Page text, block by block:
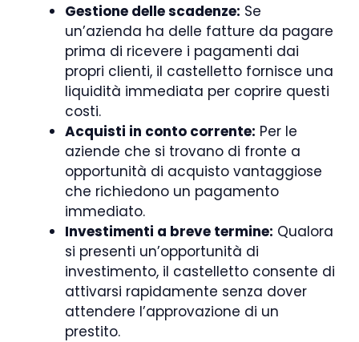
Gestione delle scadenze: Se
un’azienda ha delle fatture da pagare
prima di ricevere i pagamenti dai
propri clienti, il castelletto fornisce una
liquidità immediata per coprire questi
costi.
Acquisti in conto corrente: Per le
aziende che si trovano di fronte a
opportunità di acquisto vantaggiose
che richiedono un pagamento
immediato.
Investimenti a breve termine: Qualora
si presenti un’opportunità di
investimento, il castelletto consente di
attivarsi rapidamente senza dover
attendere l’approvazione di un
prestito.